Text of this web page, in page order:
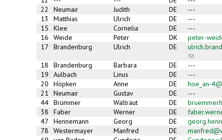
22
Neumair Judith DE
---
13
Matthias Ulrich DE
---
15
Klee Cornelia DE
---
16
Weide Peter DK
peter-
17
Brandenburg Ulrich DE
(link
sends
e-
mail)
18 Brandenburg Barbara DE
---
19
Aulbach Linus DE
---
20
Höpken Anne DE
hoe_an-
21
Neumair Gustav DE
---
44 Brümmer Waltraut DE
38
Faber Werner DE
47
Hennemann Georg DE
78
Westermayer Manfred DE